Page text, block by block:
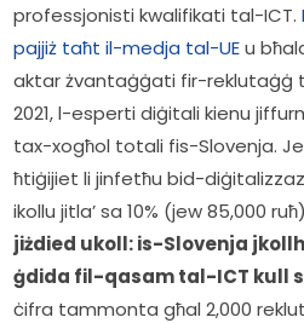
professjonisti kwalifikati tal-ICT.
pajjiż taħt il-medja tal-UE u
aktar żvantaġġati fir-reklutaġġ
2021, l-esperti diġitali kienu
tax-xogħol totali fis-Slovenja.
ħtiġijiet li jinfetħu bid-
ikollu jitla’ sa 10% (jew 85,000
jiżdied ukoll: is-Slovenja
ġdida fil-qasam tal-ICT kull
ċifra tammonta għal 2,000